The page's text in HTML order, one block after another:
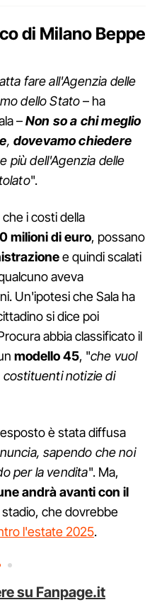
di Milano Beppe
fare all'Agenzia delle
dello Stato– ha
–Non so a chi meglio
, dovevamo chiedere
più dell'Agenzia delle
".
i costi della
milioni di euro, possano
e quindi scalati
aveva
Un'ipotesi che Sala ha
si dice poi
abbia classificato il
modello 45, "che vuol
costituenti notizie di
è stata diffusa
sapendo che noi
per la vendita". Ma,
andrà avanti con il
stadio, che dovrebbe
l'estate 2025.
su Fanpage.it